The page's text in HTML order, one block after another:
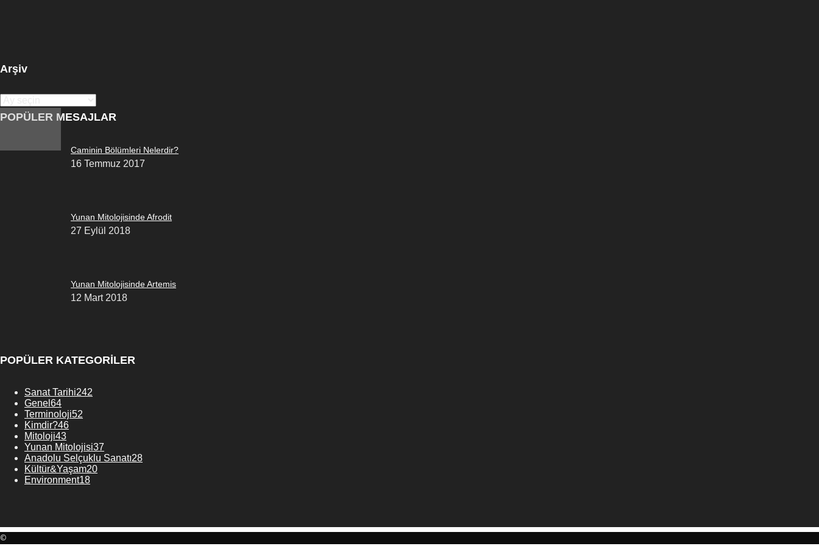
Arşiv
POPÜLER MESAJLAR
Caminin Bölümleri Nelerdir?
16 Temmuz 2017
Yunan Mitolojisinde Afrodit
27 Eylül 2018
Yunan Mitolojisinde Artemis
12 Mart 2018
POPÜLER KATEGORİLER
Sanat Tarihi242
Genel 64
Terminoloji52
Kimdir?46
Mitoloji43
Yunan Mitolojisi37
Anadolu Selçuklu Sanatı28
Kültür&Yaşam20
Environment18
©